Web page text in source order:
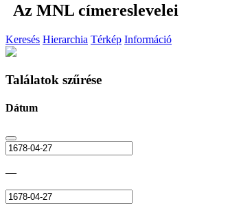
Az MNL címereslevelei
Keresés Hierarchia Térkép Információ
Találatok szűrése
Dátum
—